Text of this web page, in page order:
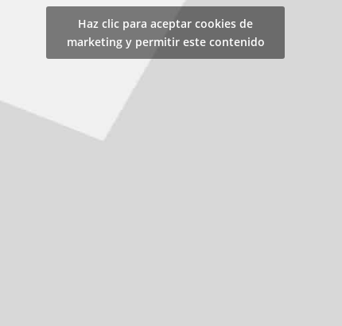
Haz clic para aceptar cookies de
marketing y permitir este contenido